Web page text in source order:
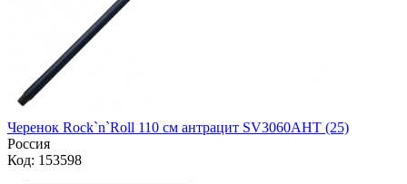
Черенок Rock`n`Roll 110 см антрацит SV3060АНТ (25)
Россия
Код: 153598